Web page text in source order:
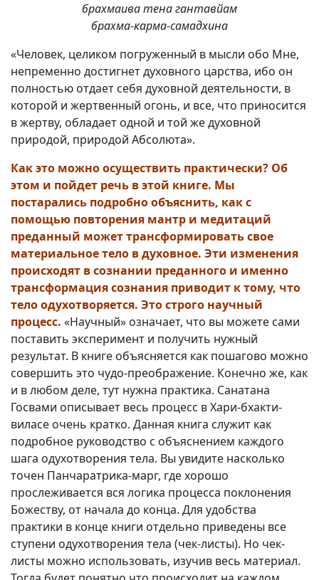
брахмаива тена гантавйам
брахма-карма-самадхина
«Человек, целиком погруженный в мысли обо Мне,
непременно достигнет духовного царства, ибо он
полностью отдает себя духовной деятельности, в
которой и жертвенный огонь, и все, что приносится
в жертву, обладает одной и той же духовной
природой, природой Aбсолюта».
Как это можно осуществить практически? Об
этом и пойдет речь в этой книге. Мы
постарались подробно объяснить, как с
помощью повторения мантр и медитаций
преданный может трансформировать свое
материальное тело в духовное. Эти изменения
происходят в сознании преданного и именно
трансформация сознания приводит к тому, что
тело одухотворяется. Это строго научный
процесс. «Научный» означает, что вы можете сами
поставить эксперимент и получить нужный
результат. В книге объясняется как пошагово можно
совершить это чудо-преображение. Конечно же, как
и в любом деле, тут нужна практика. Санатана
Госвами описывает весь процесс в Хари-бхакти-
виласе очень кратко. Данная книга служит как
подробное руководство с объяснением каждого
шага одухотворения тела. Вы увидите насколько
точен Панчаратрика-марг, где хорошо
прослеживается вся логика процесса поклонения
Божеству, от начала до конца. Для удобства
практики в конце книги отдельно приведены все
ступени одухотворения тела (чек-листы). Но чек-
листы можно использовать, изучив весь материал.